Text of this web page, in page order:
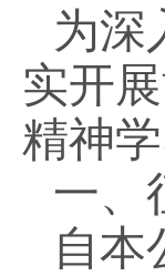
为深
实开
精神
一、
自本